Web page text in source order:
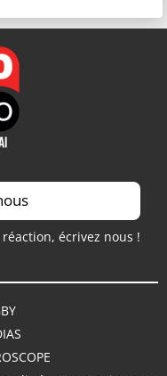
écrivez nous !